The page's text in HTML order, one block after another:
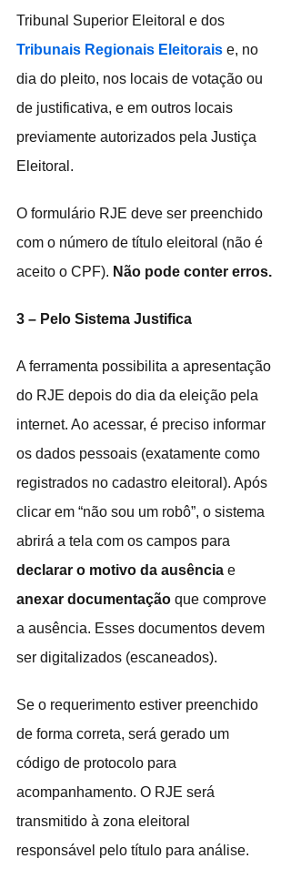
Tribunal Superior Eleitoral e dos
Tribunais Regionais Eleitorais e, no
dia do pleito, nos locais de votação ou
de justificativa, e em outros locais
previamente autorizados pela Justiça
Eleitoral.
O formulário RJE deve ser preenchido
com o número de título eleitoral (não é
aceito o CPF). Não pode conter erros.
3 – Pelo Sistema Justifica
A ferramenta possibilita a apresentação
do RJE depois do dia da eleição pela
internet. Ao acessar, é preciso informar
os dados pessoais (exatamente como
registrados no cadastro eleitoral). Após
clicar em “não sou um robô”, o sistema
abrirá a tela com os campos para
declarar o motivo da ausência e
anexar documentação que comprove
a ausência. Esses documentos devem
ser digitalizados (escaneados).
Se o requerimento estiver preenchido
de forma correta, será gerado um
código de protocolo para
acompanhamento. O RJE será
transmitido à zona eleitoral
responsável pelo título para análise.